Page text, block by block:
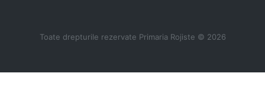
Toate drepturile rezervate Primaria Rojiste © 2026